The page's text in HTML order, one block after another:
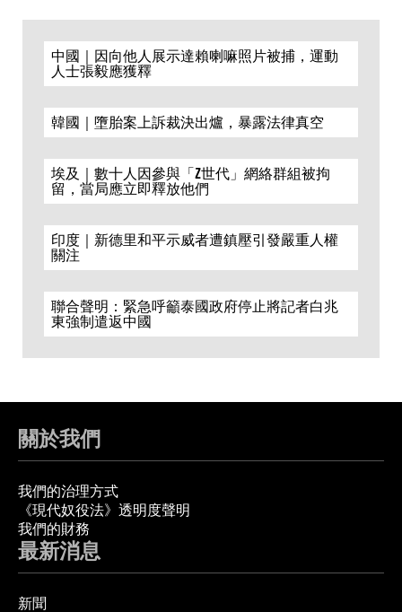
中國｜因向他人展示達賴喇嘛照片被捕，運動
人士張毅應獲釋
韓國｜墮胎案上訴裁決出爐，暴露法律真空
埃及｜數十人因參與「Z世代」網絡群組被拘
留，當局應立即釋放他們
印度｜新德里和平示威者遭鎮壓引發嚴重人權
關注
聯合聲明：緊急呼籲泰國政府停止將記者白兆
東強制遣返中國
關於我們
我們的治理方式
《現代奴役法》透明度聲明
我們的財務
最新消息
新聞